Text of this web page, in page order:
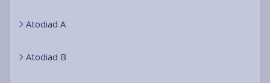
Atodiad A
Atodiad B